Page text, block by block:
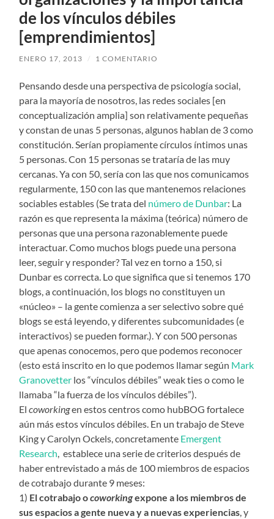
de los vínculos débiles
[emprendimientos]
ENERO 17, 2013 / 1 COMENTARIO
Pensando desde una perspectiva de psicología social,
para la mayoría de nosotros, las redes sociales [en
conceptualización amplia] son relativamente pequeñas
y constan de unas 5 personas, algunos hablan de 3 como
constitución. Serían propiamente círculos íntimos unas
5 personas. Con 15 personas se trataría de las muy
cercanas. Ya con 50, sería con las que nos comunicamos
regularmente, 150 con las que mantenemos relaciones
sociables estables (Se trata del número de Dunbar: La
razón es que representa la máxima (teórica) número de
personas que una persona razonablemente puede
interactuar. Como muchos blogs puede una persona
leer, seguir y responder? Tal vez en torno a 150, si
Dunbar es correcta. Lo que significa que si tenemos 170
blogs, a continuación, los blogs no constituyen un
«núcleo» – la gente comienza a ser selectivo sobre qué
blogs se está leyendo, y diferentes subcomunidades (e
interactivos) se pueden formar.). Y con 500 personas
que apenas conocemos, pero que podemos reconocer
(esto está inscrito en lo que podemos llamar según Mark
Granovetter los “vínculos débiles” weak ties o como le
llamaba “la fuerza de los vínculos débiles”).
Elcoworkingen estos centros como hubBOG fortalece
aún más estos vínculos débiles. En un trabajo de Steve
King y Carolyn Ockels, concretamente Emergent
Research, establece una serie de criterios después de
haber entrevistado a más de 100 miembros de espacios
de cotrabajo durante 9 meses:
1) El cotrabajo ocoworkingexpone a los miembros de
sus espacios a gente nueva y a nuevas experiencias, y